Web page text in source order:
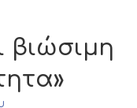
βιώσιμη